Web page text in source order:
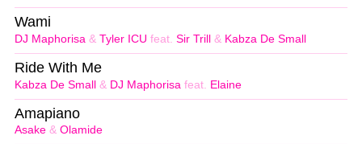
DJ Maphorisa & Tyler ICU feat. Sir Trill & Kabza De Small
Wami
Kabza De Small & DJ Maphorisa feat. Elaine
Ride With Me
Asake & Olamide
Amapiano